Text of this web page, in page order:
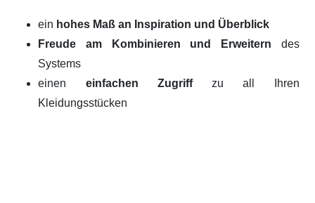
ein hohes Maß an Inspiration und Überblick
Freude am Kombinieren und Erweitern des
Systems
einen einfachen Zugriffzu all Ihren
Kleidungsstücken